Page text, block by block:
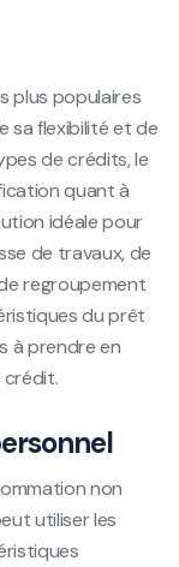
plus populaires
sa flexibilité et de
de crédits, le
quant à
idéale pour
de travaux, de
regroupement
du prêt
à prendre en
non
utiliser les